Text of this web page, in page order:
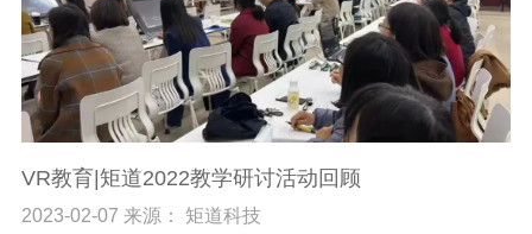
VR教育|矩道2022教学研讨活动回顾
2023-02-07 来源： 矩道科技